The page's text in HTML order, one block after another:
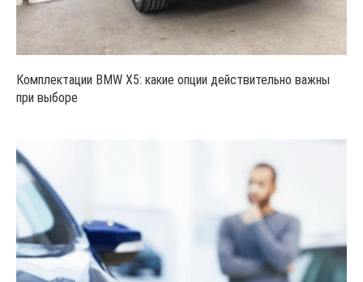
Комплектации BMW X5: какие опции действительно важны
при выборе